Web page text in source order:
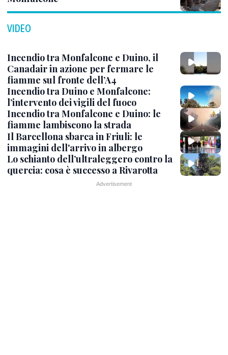
VIDEO
Incendio tra Monfalcone e Duino, il
Canadair in azione per fermare le
fiamme sul fronte dell’A4
Incendio tra Duino e Monfalcone:
l’intervento dei vigili del fuoco
Incendio tra Monfalcone e Duino: le
fiamme lambiscono la strada
Il Barcellona sbarca in Friuli: le
immagini dell'arrivo in albergo
Lo schianto dell’ultraleggero contro la
quercia: cosa è successo a Rivarotta